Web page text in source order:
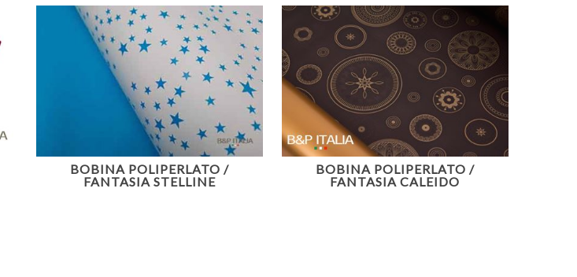
BOBINA POLIPERLATO /
FANTASIA STELLINE
BOBINA POLIPERLATO /
FANTASIA CALEIDO